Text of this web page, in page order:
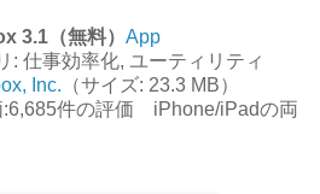
3.1（無料） App
: 仕事効率化, ユーティリティ
Inc. （サイズ: 23.3 MB）
:6,685件の評価 iPhone/iPadの両